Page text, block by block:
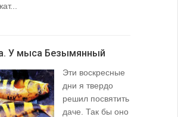
У мыса Безымянный
Эти воскресные
дни я твердо
решил посвятить
даче. Так бы оно